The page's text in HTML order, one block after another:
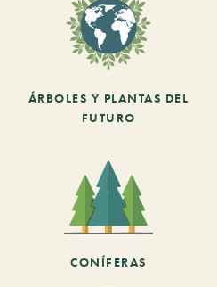
ÁRBOLES Y PLANTAS DEL
FUTURO
CONÍFERAS